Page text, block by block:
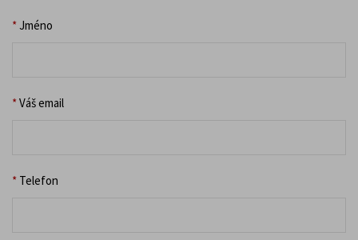
*Jméno
*Váš email
* Telefon